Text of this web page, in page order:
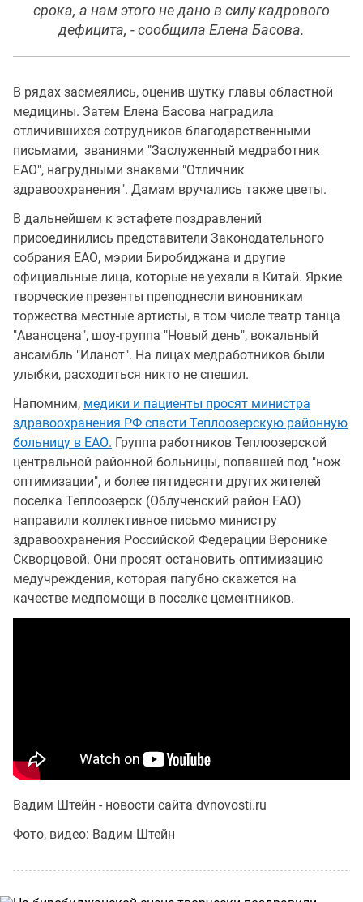
срока, а нам этого не дано в силу кадрового
дефицита, - сообщила Елена Басова.
В рядах засмеялись, оценив шутку главы областной
медицины. Затем Елена Басова наградила
отличившихся сотрудников благодарственными
письмами, званиями "Заслуженный медработник
ЕАО", нагрудными знаками "Отличник
здравоохранения". Дамам вручались также цветы.
В дальнейшем к эстафете поздравлений
присоединились представители Законодательного
собрания ЕАО, мэрии Биробиджана и другие
официальные лица, которые не уехали в Китай. Яркие
творческие презенты преподнесли виновникам
торжества местные артисты, в том числе театр танца
"Авансцена", шоу-группа "Новый день", вокальный
ансамбль "Иланот". На лицах медработников были
улыбки, расходиться никто не спешил.
Напомним, медики и пациенты просят министра
здравоохранения РФ спасти Теплоозерскую районную
больницу в ЕАО. Группа работников Теплоозерской
центральной районной больницы, попавшей под "нож
оптимизации", и более пятидесяти других жителей
поселка Теплоозерск (Облученский район ЕАО)
направили коллективное письмо министру
здравоохранения Российской Федерации Веронике
Скворцовой. Они просят остановить оптимизацию
медучреждения, которая пагубно скажется на
качестве медпомощи в поселке цементников.
Вадим Штейн - новости сайта dvnovosti.ru
Фото, видео: Вадим Штейн